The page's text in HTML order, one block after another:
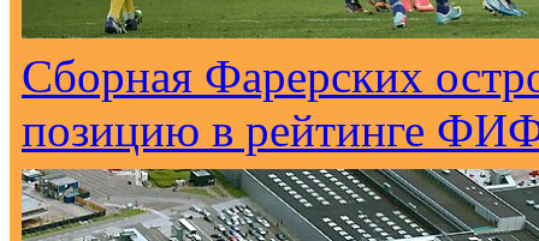
Сборная Фарерских
позицию в рейтинге